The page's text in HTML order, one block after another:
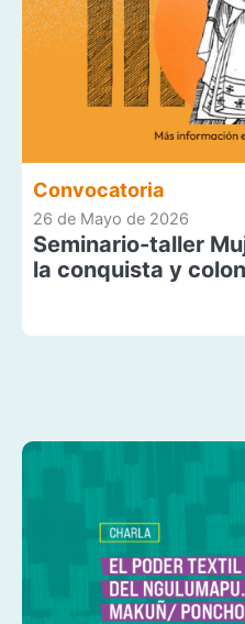
Convocatoria
26 de Mayo de 2026
Seminario-taller
la conquista y